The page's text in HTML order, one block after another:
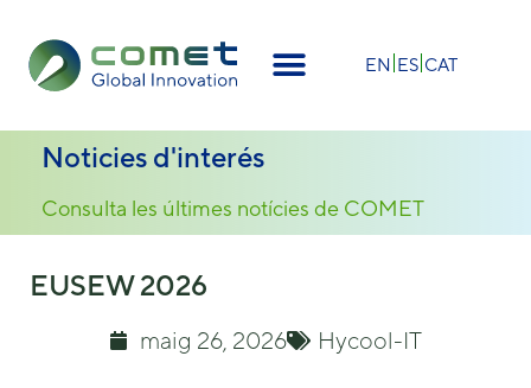
EN ES CAT
Noticies d'interés
Consulta les últimes notícies de COMET
EUSEW 2026
maig 26, 2026 Hycool-IT